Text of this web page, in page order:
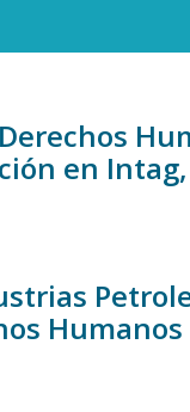
en
Humanos